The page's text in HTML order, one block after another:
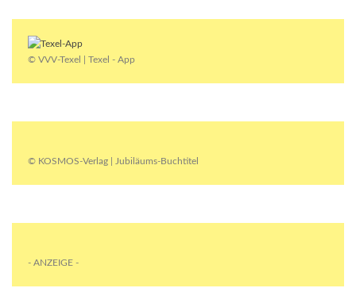
© VVV-Texel | Texel - App
© KOSMOS-Verlag | Jubiläums-Buchtitel
- ANZEIGE -